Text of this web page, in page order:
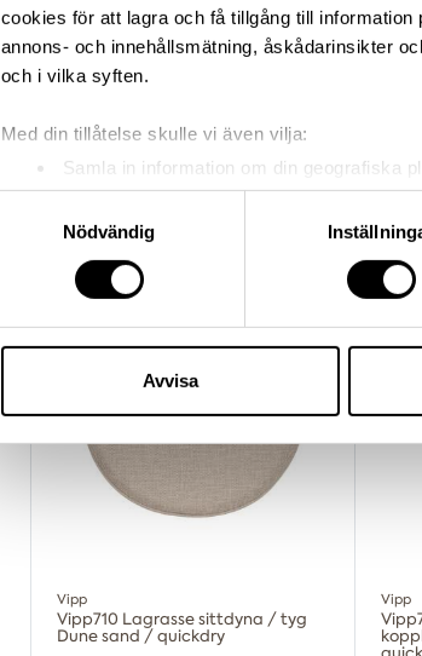
cookies för att lagra och få tillgång till
annons- och innehållsmätning, åskådarinsikter
och i vilka syften.
Med din tillåtelse skulle vi även vilja:
Samla in information om din geografiska
Identifiera din enhet genom att aktivt
Ta reda på mer om hur dina personliga uppgifter
eller dra tillbaka ditt samtycke när som helst från
sociala medier och analysera vår trafik. Vi
till de sociala medier och annons- och
Nödvändig
Avvisa
Palissade sittdyna för stol &
karmstol antracit
499,00 kr
Vipp
Vipp710 Lagrasse sittdyna / tyg
Dune sand / quickdry
Vipp